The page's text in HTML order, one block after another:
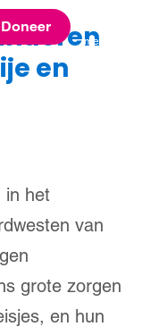
Doneer
menu
en
in het
van
grote zorgen
en hun